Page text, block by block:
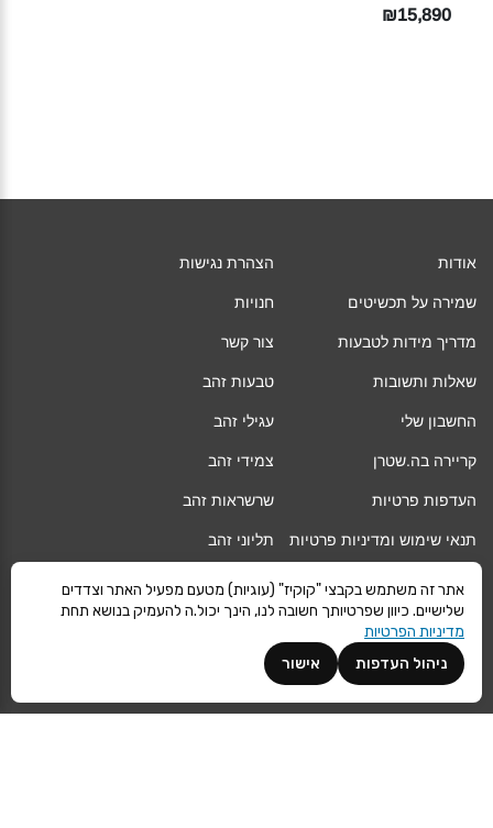
₪15,890
אודות
שמירה על תכשיטים
מדריך מידות לטבעות
שאלות ותשובות
החשבון שלי
קריירה בה.שטרן
העדפות פרטיות
תנאי שימוש ומדיניות פרטיות
החלפה/החזרה/ביטול עסקה
אחריות
משלוחים
הצהרת נגישות
חנויות
צור קשר
טבעות זהב
עגילי זהב
צמידי זהב
שרשראות זהב
תליוני זהב
גיפט קארד
מגזין
Vogue
קרא עוד
אתר זה משתמש בקבצי "קוקיז" (עוגיות) מטעם מפעיל האתר וצדדים
שלישיים. כיוון שפרטיותך חשובה לנו, הינך יכול.ה להעמיק בנושא תחת
מדיניות הפרטיות
אישור
ניהול העדפות